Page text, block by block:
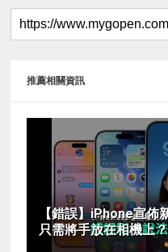
推薦相關資訊
【錯誤】iPhone宣佈
只需將手放在相機上